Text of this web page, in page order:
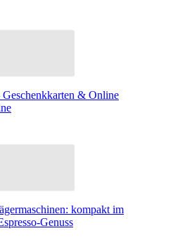
Geschenkkarten & Online
kompakt im
Genuss